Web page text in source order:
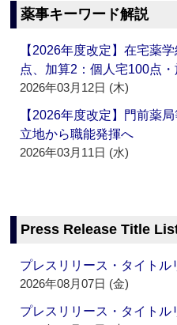
薬事キーワード解説
【2026年度改定】在宅薬
点、加算2：個人宅100点
2026年03月12日 (木)
【2026年度改定】門前薬
立地から職能発揮へ
2026年03月11日 (水)
Press Release Title
プレスリリース・タイト
2026年08月07日 (金)
プレスリリース・タイト